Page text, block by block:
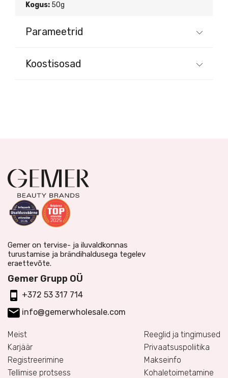
Kogus: 50g
Parameetrid
Koostisosad
Gemer on tervise- ja iluvaldkonnas
turustamise ja brändihaldusega tegelev
eraettevõte.
Gemer Grupp OÜ
+372 53 317 714
info@gemerwholesale.com
Meist
Karjäär
Registreerimine
Tellimise protsess
Reeglid ja tingimused
Privaatsuspoliitika
Makseinfo
Kohaletoimetamine